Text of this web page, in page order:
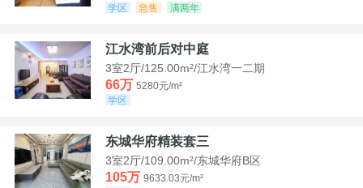
学区
急售 满两年
江水湾前后对中庭
3室2厅/125.00m²/江水湾一二期
66万 5280元/m²
学区
东城华府精装套三
3室2厅/109.00m²/东城华府B区
105万 9633.03元/m²